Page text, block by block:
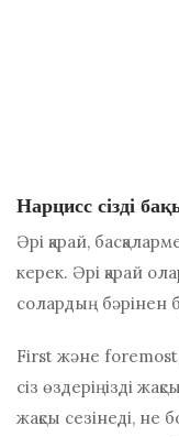
Нарцисс сізді
Әрі қарай,
керек. Әрі қарай
солардың бәрінен
Fіrѕt және
сіз өздеріңізді
жақсы сезінеді, не